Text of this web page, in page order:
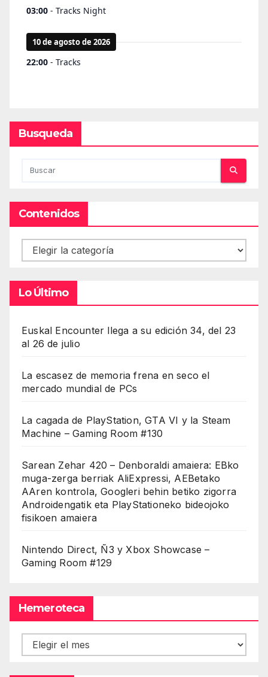
Busqueda
Contenidos
Contenidos
Lo Último
Euskal Encounter llega a su edición 34, del 23
al 26 de julio
La escasez de memoria frena en seco el
mercado mundial de PCs
La cagada de PlayStation, GTA VI y la Steam
Machine – Gaming Room #130
Sarean Zehar 420 – Denboraldi amaiera: EBko
muga-zerga berriak AliExpressi, AEBetako
AAren kontrola, Googleri behin betiko zigorra
Androidengatik eta PlayStationeko bideojoko
fisikoen amaiera
Nintendo Direct, Ñ3 y Xbox Showcase –
Gaming Room #129
Hemeroteca
Hemeroteca